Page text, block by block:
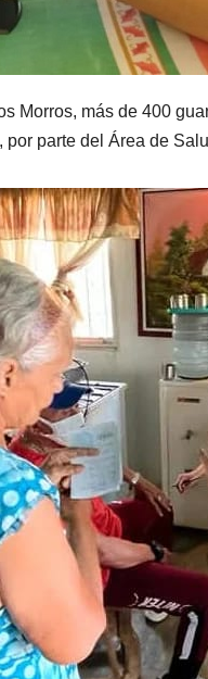
Morros, más de 400
parte del Área de